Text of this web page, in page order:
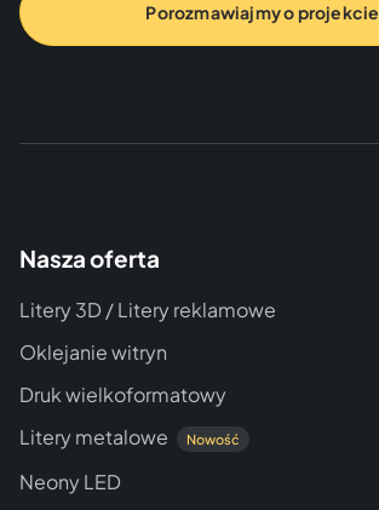
Porozmawiajmy o projekcie
Nasza oferta
Litery 3D / Litery reklamowe
Oklejanie witryn
Druk wielkoformatowy
Litery metalowe
Nowość
Neony LED